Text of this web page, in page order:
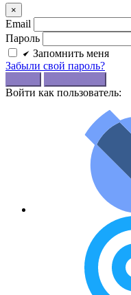
×
Email
Пароль
Запомнить меня
Забыли свой пароль?
Войти как пользователь: